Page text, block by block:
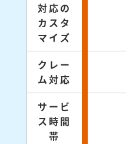
対応の
カスタ
マイズ
クレー
ム対応
サービ
ス時間
帯